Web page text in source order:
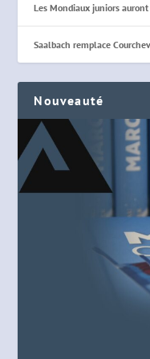
Les Mondiaux juniors
Saalbach remplace
Nouveauté